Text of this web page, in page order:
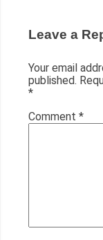
Leave a
Your email
published.
*
Comment *